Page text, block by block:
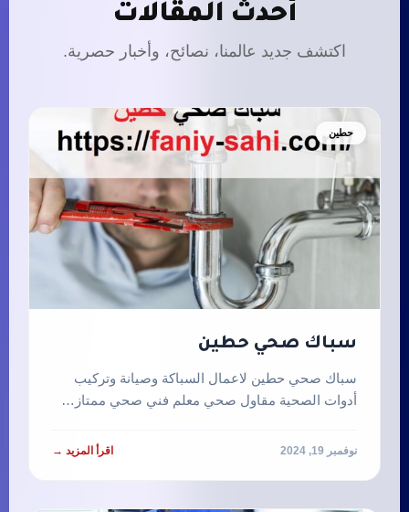
أحدث المقالات
اكتشف جديد عالمنا، نصائح، وأخبار حصرية.
حطين
سباك صحي حطين
سباك صحي حطين لاعمال السباكة وصيانة وتركيب
أدوات الصحية مقاول صحي معلم فني صحي ممتاز…
نوفمبر 19, 2024 اقرأ المزيد →